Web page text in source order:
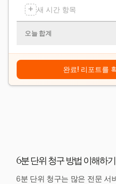
+ 새 시간 항목
오늘 합계
완료! 리포트를
6분 단위 청구 방법 이해하기
6분 단위 청구는 많은 전문 서